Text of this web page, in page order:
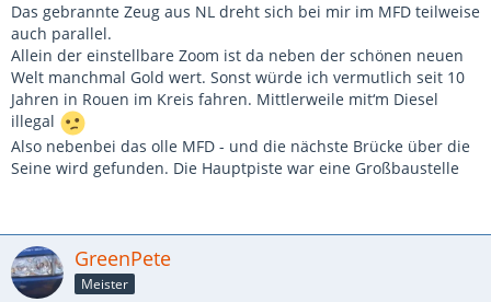
Das gebrannte Zeug aus NL dreht sich bei mir im MFD teilweise
auch parallel.
Allein der einstellbare Zoom ist da neben der schönen neuen
Welt manchmal Gold wert. Sonst würde ich vermutlich seit 10
Jahren in Rouen im Kreis fahren. Mittlerweile mit‘m Diesel
illegal
Also nebenbei das olle MFD - und die nächste Brücke über die
Seine wird gefunden. Die Hauptpiste war eine Großbaustelle
GreenPete
Meister